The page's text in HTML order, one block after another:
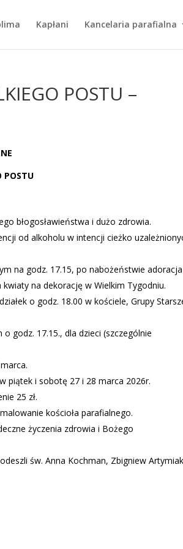
Kapłani Kancelaria parafialna
POSTU –
POSTU
błogosławieństwa i dużo zdrowia.
od alkoholu w intencji cieżko
na godz. 17.15, po nabożeństwie adoracja
na dekorację w Wielkim Tygodniu.
o godz. 18.00 w kościele, Grupy
godz. 17.15., dla dzieci (szczególnie
piątek i sobotę 27 i 28 marca 2026r.
25 zł.
kościoła parafialnego.
życzenia zdrowia i Bożego
św. Anna Kochman, Zbigniew